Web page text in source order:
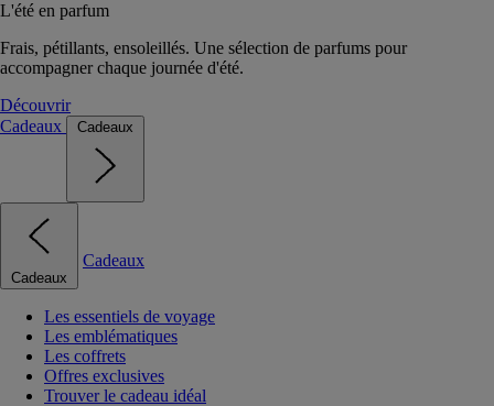
L'été en parfum
Frais, pétillants, ensoleillés. Une sélection de parfums pour
accompagner chaque journée d'été.
Découvrir
Cadeaux
Cadeaux
Cadeaux
Cadeaux
Les essentiels de voyage
Les emblématiques
Les coffrets
Offres exclusives
Trouver le cadeau idéal